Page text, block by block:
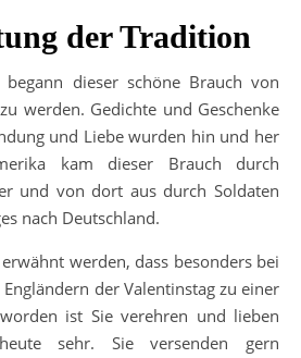
der Tradition
begann dieser schöne Brauch von
werden. Gedichte und Geschenke
und Liebe wurden hin und her
kam dieser Brauch durch
und von dort aus durch Soldaten
nach Deutschland.
werden, dass besonders bei
der Valentinstag zu einer
ist Sie verehren und lieben
sehr. Sie versenden gern